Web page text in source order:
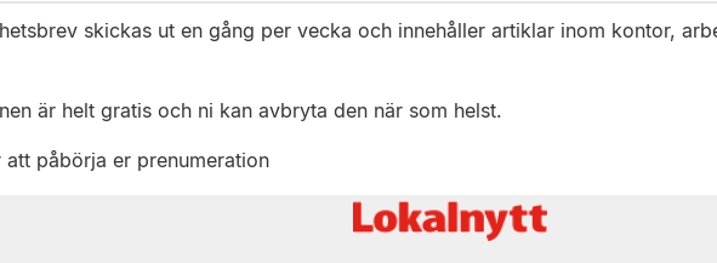
skickas ut en gång per vecka och innehåller artiklar inom kontor,
är helt gratis och ni kan avbryta den när som helst.
påbörja er prenumeration